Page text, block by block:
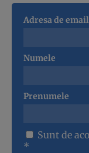
Adresa de
Numele
Prenumele
Sunt de
*